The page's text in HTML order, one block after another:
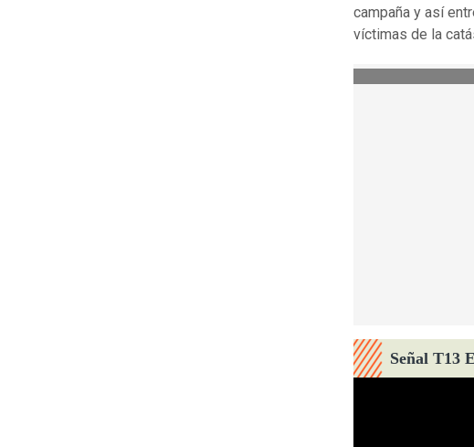
campaña y así
víctimas de la
Señal T13